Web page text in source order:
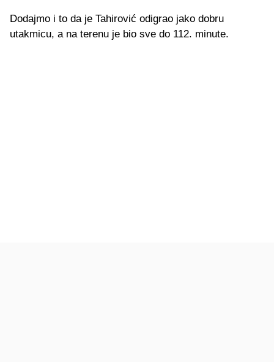
Dodajmo i to da je Tahirović odigrao jako dobru
utakmicu, a na terenu je bio sve do 112. minute.